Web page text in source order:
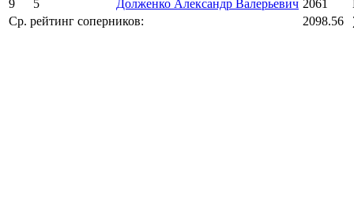
9
5 Долженко Александр Валерьевич 2061
Ср. рейтинг соперников:
2098.56